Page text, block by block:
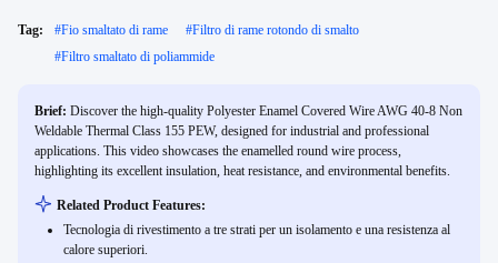
Tag: #Fio smaltato di rame #Filtro di rame rotondo di smalto
#Filtro smaltato di poliammide
Brief: Discover the high-quality Polyester Enamel Covered Wire AWG 40-8 Non
Weldable Thermal Class 155 PEW, designed for industrial and professional
applications. This video showcases the enamelled round wire process,
highlighting its excellent insulation, heat resistance, and environmental benefits.
Related Product Features:
Tecnologia di rivestimento a tre strati per un isolamento e una resistenza al
calore superiori.